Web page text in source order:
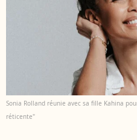
Sonia Rolland réunie avec sa fille Kahina
réticente"